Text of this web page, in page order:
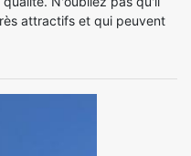
attractifs et qui peuvent